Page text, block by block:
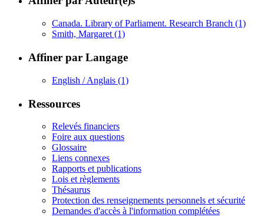
Canada. Library of Parliament. Research Branch (1)
Smith, Margaret (1)
Affiner par Langage
English / Anglais (1)
Ressources
Relevés financiers
Foire aux questions
Glossaire
Liens connexes
Rapports et publications
Lois et règlements
Thésaurus
Protection des renseignements personnels et sécurité
Demandes d'accès à l'information complétées